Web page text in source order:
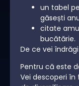
un tabel
găsești
citate
bucătărie.
De ce vei
Pentru că este
Vei descoperi în